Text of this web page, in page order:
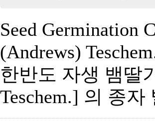
Seed Germination
(Andrews)
한반도 자생 뱀딸
Teschem.] 의 종자